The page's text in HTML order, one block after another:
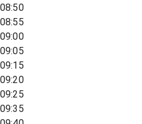
08:50
08:55
09:00
09:05
09:15
09:20
09:25
09:35